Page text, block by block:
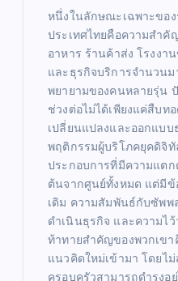
หนึ่งในลักษณะเฉพาะขอ
ประเทศไทยคือความสำคั
อาหาร ร้านค้าส่ง โรงงา
และธุรกิจบริการจำนวน
พยายามของคนหลายรุ่น
ช่วงต่อไม่ได้เพียงแค่สืบท
เปลี่ยนแปลงและออกแบบ
พฤติกรรมผู้บริโภคยุคดิจิ
ประกอบการที่มีความแตก
ต้นจากศูนย์ทั้งหมด แต่มีข้
เดิม ความสัมพันธ์กับซัพพ
ดำเนินธุรกิจ และความไ
ท้าทายสำคัญของพวกเขา
แนวคิดใหม่เข้ามา โดยไ
ครอบครัวสามารถดำรงอ